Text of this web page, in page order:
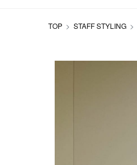
TOP STAFF STYLING